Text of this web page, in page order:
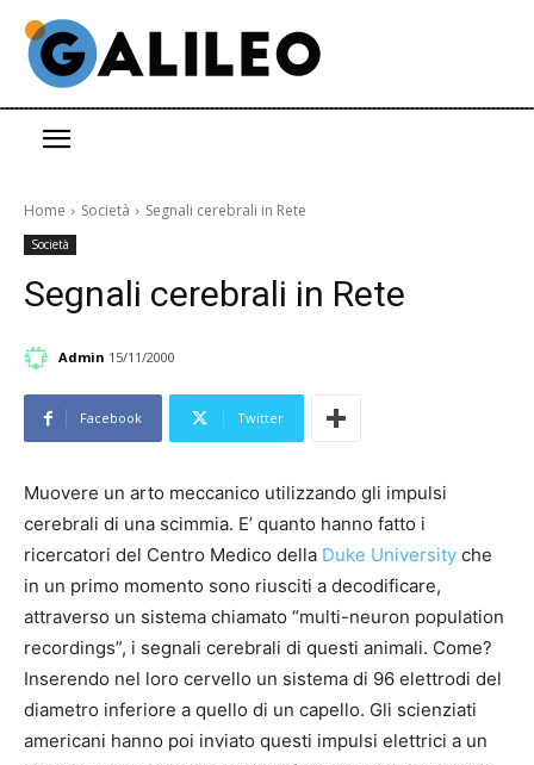
Home Società Segnali cerebrali in Rete
Società
Segnali cerebrali in Rete
Admin 15/11/2000
Facebook Twitter
Muovere un arto meccanico utilizzando gli impulsi
cerebrali di una scimmia. E’ quanto hanno fatto i
ricercatori del Centro Medico della Duke University che
in un primo momento sono riusciti a decodificare,
attraverso un sistema chiamato “multi-neuron population
recordings”, i segnali cerebrali di questi animali. Come?
Inserendo nel loro cervello un sistema di 96 elettrodi del
diametro inferiore a quello di un capello. Gli scienziati
americani hanno poi inviato questi impulsi elettrici a un